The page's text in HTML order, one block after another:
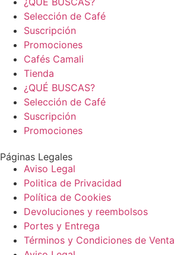
Selección de Café
Suscripción
Promociones
Cafés Camali
Tienda
¿QUÉ BUSCAS?
Selección de Café
Suscripción
Promociones
Páginas Legales
Aviso Legal
Politica de Privacidad
Política de Cookies
Devoluciones y reembolsos
Portes y Entrega
Términos y Condiciones de Venta